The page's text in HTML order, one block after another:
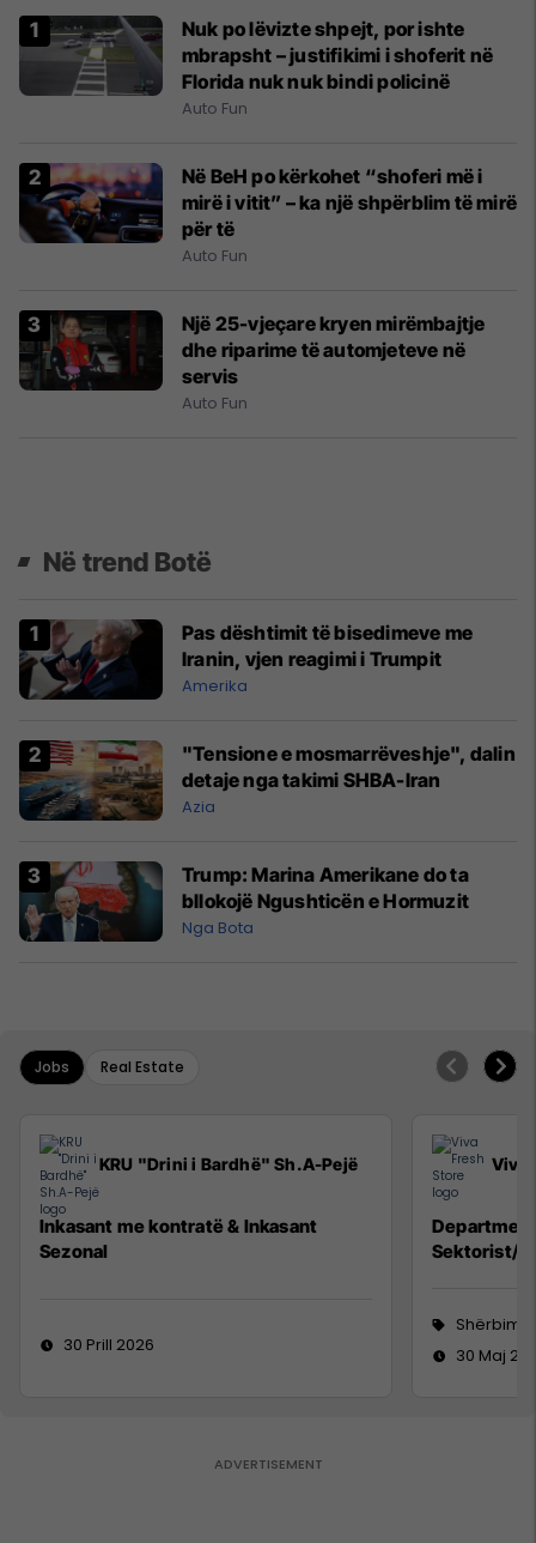
Nuk po lëvizte shpejt, por ishte
mbrapsht – justifikimi i shoferit në
Florida nuk nuk bindi policinë
Auto Fun
Në BeH po kërkohet “shoferi më i
mirë i vitit” – ka një shpërblim të mirë
për të
Auto Fun
Një 25-vjeçare kryen mirëmbajtje
dhe riparime të automjeteve në
servis
Auto Fun
Në trend Botë
Pas dështimit të bisedimeve me
Iranin, vjen reagimi i Trumpit
Amerika
"Tensione e mosmarrëveshje", dalin
detaje nga takimi SHBA-Iran
Azia
Trump: Marina Amerikane do ta
bllokojë Ngushticën e Hormuzit
Nga Bota
Jobs Real Estate
KRU "Drini i Bardhë" Sh.A-Pejë
Inkasant me kontratë & Inkasant
Sezonal
30 Prill 2026
Viva
Sektorist/e
30 Maj